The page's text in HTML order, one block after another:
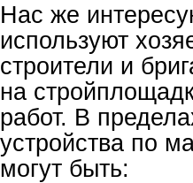
Нас же
используют
строители и
на
работ. В
устройства по
могут быть: